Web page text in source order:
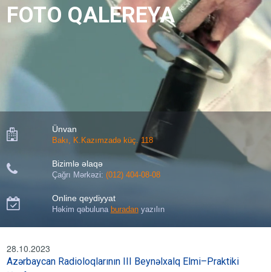
FOTO QALEREYA
 Ünvan
Bakı, K.Kazımzadə küç. 118
 Bizimlə əlaqə
Çağrı Mərkəzi: (012) 404-08-08
 Online qeydiyyat
Həkim qəbuluna buradanyazılın
28.10.2023
Azərbaycan Radioloqlarının III Beynəlxalq Elmi–Praktiki